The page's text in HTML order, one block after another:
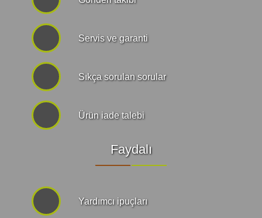
Servis ve garanti
Sıkça sorulan sorular
Ürün iade talebi
Faydalı
Yardımcı ipuçları